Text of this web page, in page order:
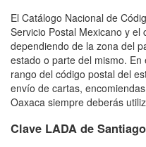
El Catálogo Nacional de
Servicio Postal Mexicano y
dependiendo de la zona del
estado o parte del mismo. En
rango del código postal del
envío de cartas,
Oaxaca siempre deberás
Clave LADA de